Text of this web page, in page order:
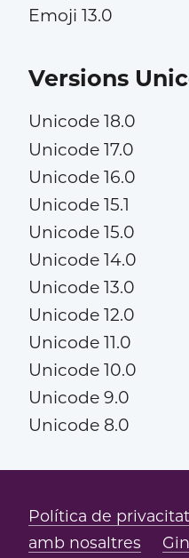
Emoji 13.0
Versions
Unicode 18.0
Unicode 17.0
Unicode 16.0
Unicode 15.1
Unicode 15.0
Unicode 14.0
Unicode 13.0
Unicode 12.0
Unicode 11.0
Unicode 10.0
Unicode 9.0
Unicode 8.0
Política de privacitat
amb nosaltres